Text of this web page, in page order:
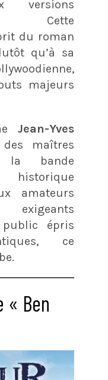
versions
Cette
du roman
qu’à sa
majeurs
Jean-Yves
maîtres
la bande
amateurs
exigeants
épris
ce
« Ben